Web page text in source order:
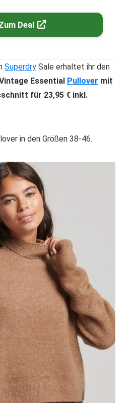
Deal
Superdry Sale erhaltet ihr den
Essential Pullover mit
für 23,95 € inkl.
in den Größen 38-46.